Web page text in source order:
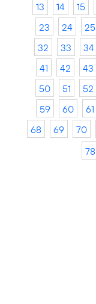
13
14 15
23
24 25
32
33 34
41
42 43
50
51 52
59
60 61
68
69 70
78